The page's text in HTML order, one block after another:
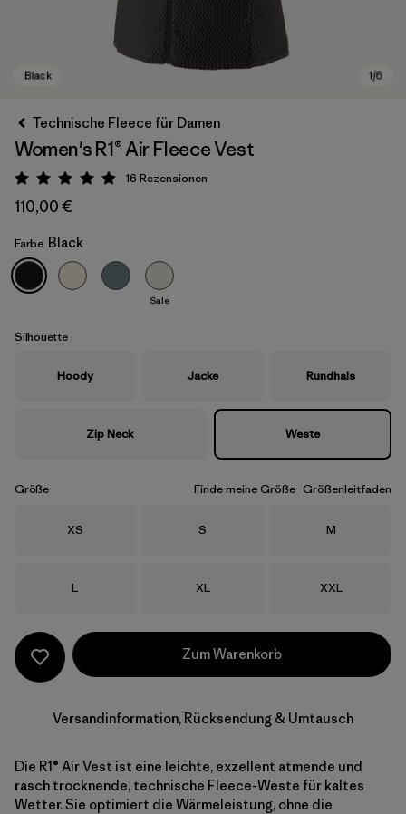
Black
Technische Fleece für Damen
Women's R1® Air Fleece Vest
Bewertung: 4.9 / 5
16 Rezensionen
110,00 €
Farbe Black
Sale
Silhouette
Hoody Jacke Rundhals
Zip Neck Weste
Größe Finde meine Größe Größenleitfaden
Größe
XS Größe
S Größe
M
Größe
L Größe
XL Größe
XXL
Zum Warenkorb
Versandinformation, Rücksendung & Umtausch
Die R1® Air Vest ist eine leichte, exzellent atmende und
rasch trocknende, technische Fleece-Weste für kaltes
Wetter. Sie optimiert die Wärmeleistung, ohne die